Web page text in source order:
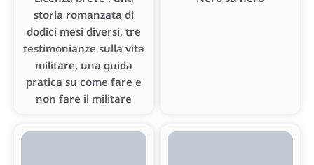
storia romanzata di
dodici mesi diversi, tre
testimonianze sulla vita
militare, una guida
pratica su come fare e
non fare il militare